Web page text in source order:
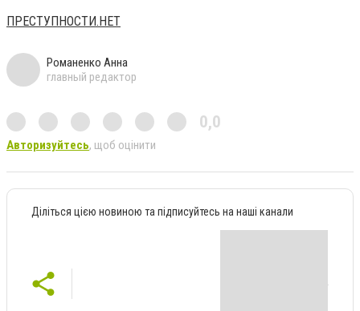
ПРЕСТУПНОСТИ.НЕТ
Романенко Анна
главный редактор
0,0
Авторизуйтесь, щоб оцінити
Діліться цією новиною та підписуйтесь на наші канали